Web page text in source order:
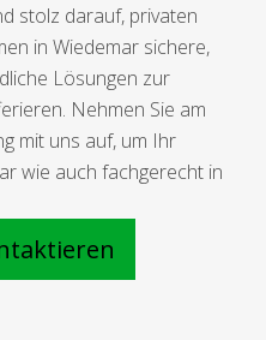
stolz darauf, privaten
in Wiedemar sichere,
Lösungen zur
Nehmen Sie am
mit uns auf, um Ihr
wie auch fachgerecht in